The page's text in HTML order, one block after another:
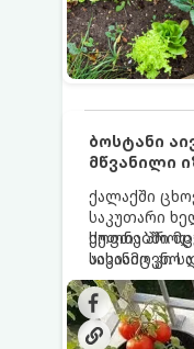
ბოსტანი
მწვანილი
ქალაქში
საკუთარი
სუფთა
აივანიც კი
მოიწყოთ
და
ქოთნებში
სასიამოვნო
იცოდეთ,
ქოთნის
მოუაროთ